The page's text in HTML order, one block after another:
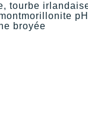
tourbe
broyée